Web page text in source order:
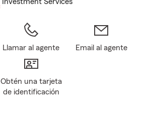
Llamar al agente Email al agente
Obtén una tarjeta
de identificación